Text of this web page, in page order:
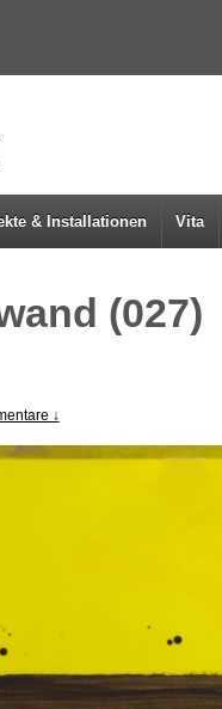
& Installationen Vita
(027)
↓